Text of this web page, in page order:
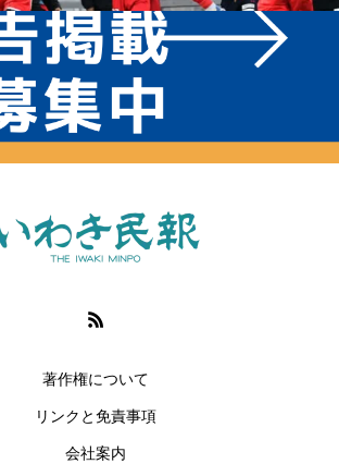
著作権について
リンクと免責事項
会社案内